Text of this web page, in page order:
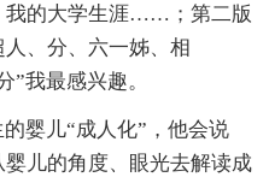
我的大学生涯……；第二版
、分、六一姊、相
我最感兴趣。
婴儿“成人化”，他会说
儿的角度、眼光去解读成